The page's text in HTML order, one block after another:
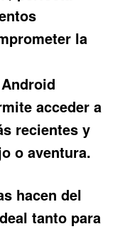
la
Android
acceder a
recientes y
o aventura.
hacen del
tanto para